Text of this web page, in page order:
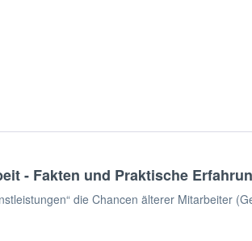
- Fakten und Praktische
die Chancen älterer Mitarbeiter